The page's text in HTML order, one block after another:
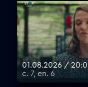
01.08.2026 /
с. 7, еп. 6